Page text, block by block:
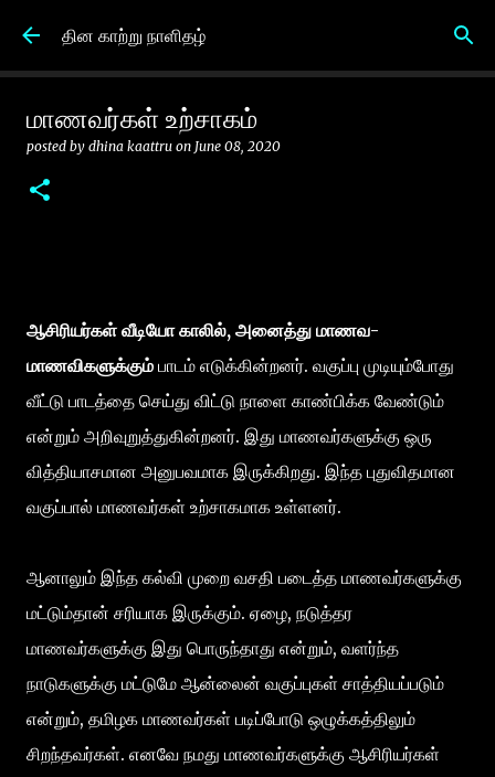
Skip to main content
தின காற்று நாளிதழ்
மாணவர்கள் உற்சாகம்
posted by dhina kaattru on June 08, 2020
ஆசிரியர்கள் வீடியோ காலில், அனைத்து மாணவ-
மாணவிகளுக்கும் பாடம் எடுக்கின்றனர். வகுப்பு முடியும்போது
வீட்டு பாடத்தை செய்து விட்டு நாளை காண்பிக்க வேண்டும்
என்றும் அறிவுறுத்துகின்றனர். இது மாணவர்களுக்கு ஒரு
வித்தியாசமான அனுபவமாக இருக்கிறது. இந்த புதுவிதமான
வகுப்பால் மாணவர்கள் உற்சாகமாக உள்ளனர்.
ஆனாலும் இந்த கல்வி முறை வசதி படைத்த மாணவர்களுக்கு
மட்டும்தான் சரியாக இருக்கும். ஏழை, நடுத்தர
மாணவர்களுக்கு இது பொருந்தாது என்றும், வளர்ந்த
நாடுகளுக்கு மட்டுமே ஆன்லைன் வகுப்புகள் சாத்தியப்படும்
என்றும், தமிழக மாணவர்கள் படிப்போடு ஒழுக்கத்திலும்
சிறந்தவர்கள். எனவே நமது மாணவர்களுக்கு ஆசிரியர்கள்